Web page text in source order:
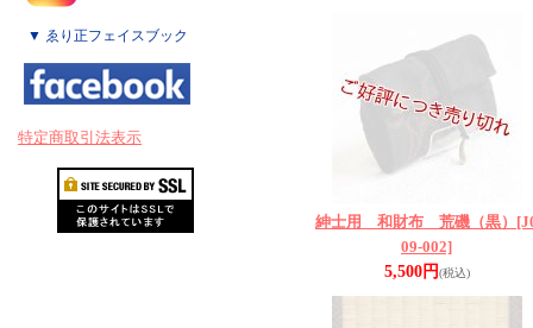
▼ ゑり正フェイスブック
特定商取引法表示
紳士用 和財布 荒磯（黒）
09-002]
5,500円(税込)